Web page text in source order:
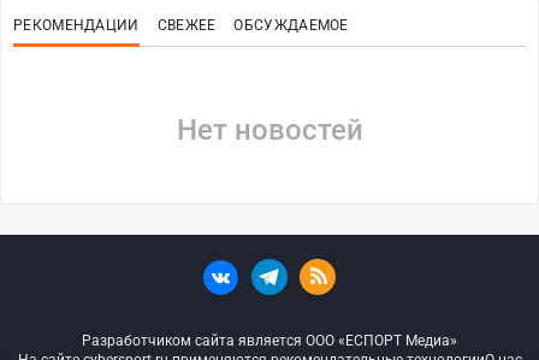
РЕКОМЕНДАЦИИ СВЕЖЕЕ ОБСУЖДАЕМОЕ
Нет новостей
Разработчиком сайта является ООО «ЕСПОРТ Медиа»